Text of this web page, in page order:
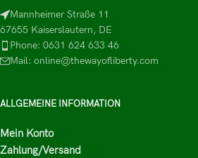
Mannheimer Straße 11
67655 Kaiserslautern, DE
Phone: 0631 624 633 46
Mail: online@thewayofliberty.com
ALLGEMEINE INFORMATION
Mein Konto
Zahlung/Versand